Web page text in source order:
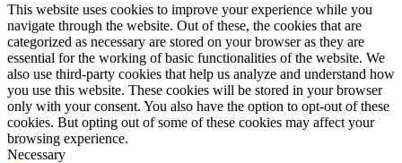
This website uses cookies to improve your experience while you
navigate through the website. Out of these, the cookies that are
categorized as necessary are stored on your browser as they are
essential for the working of basic functionalities of the website. We
also use third-party cookies that help us analyze and understand how
you use this website. These cookies will be stored in your browser
only with your consent. You also have the option to opt-out of these
cookies. But opting out of some of these cookies may affect your
browsing experience.
Necessary